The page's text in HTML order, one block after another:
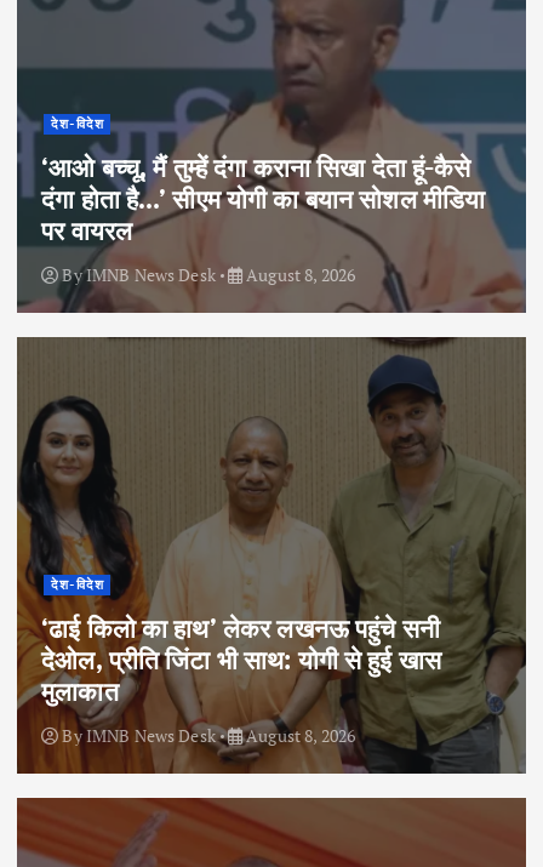
देश-विदेश
‘आओ बच्चू, मैं तुम्हें दंगा कराना सिखा देता हूं-कैसे
दंगा होता है…’ सीएम योगी का बयान सोशल मीडिया
पर वायरल
ByIMNB News Desk August 8, 2026
देश-विदेश
‘ढाई किलो का हाथ’ लेकर लखनऊ पहुंचे सनी
देओल, प्रीति जिंटा भी साथ: योगी से हुई खास
मुलाकात
ByIMNB News Desk August 8, 2026